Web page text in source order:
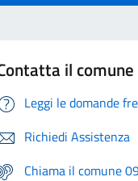
il comune
Leggi le domande
Richiedi Assistenza
Chiama il comune